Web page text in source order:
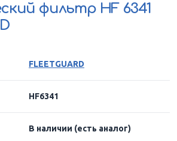
фильтр HF 6341
FLEETGUARD
HF6341
В наличии (есть аналог)